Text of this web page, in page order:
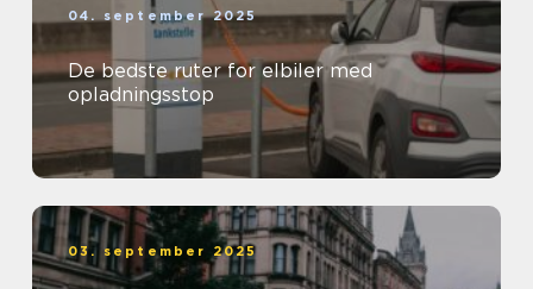
04. september 2025
De bedste ruter for elbiler med
opladningsstop
03. september 2025